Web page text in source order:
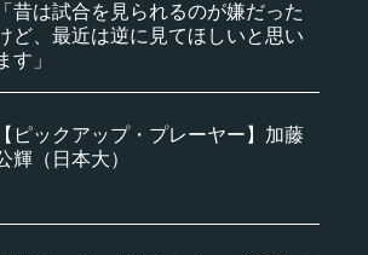
「昔は試合を見られるのが嫌だった
ど、最近は逆に見てほしいと思い
す」
【ピックアップ・プレーヤー】加藤
輝（日本大）